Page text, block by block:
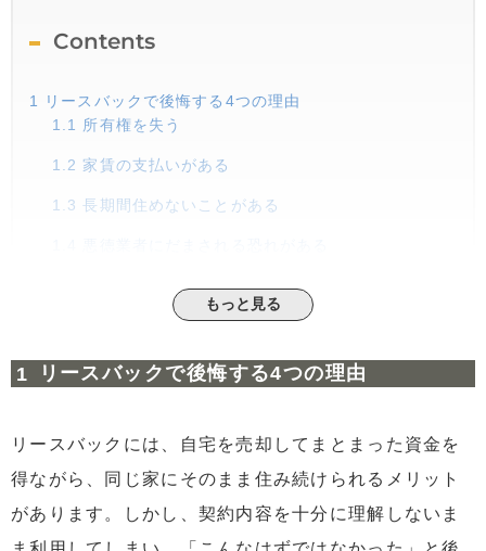
Contents
1
リースバックで後悔する4つの理由
1.1
所有権を失う
1.2 家賃の支払いがある
1.3 長期間住めないことがある
リースバックのトラブル事例と対処法｜契約時
リースバック契約が結べない
2.3高額な諸費用を請求された
3
リースバックのトラブル事例と対処法｜利用時
3.1家賃が上がって払えない
もっと見る
リースバックで後悔する4つの理由
リースバックには、自宅を売却してまとまった資金を
得ながら、同じ家にそのまま住み続けられるメリット
があります。しかし、契約内容を十分に理解しないま